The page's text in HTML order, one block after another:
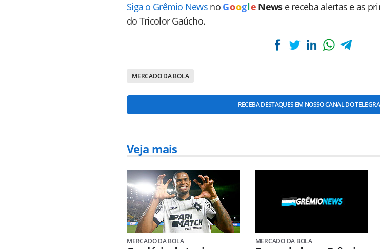
Siga o Grêmio News no Goog le News e receba alertas e as
do Tricolor Gaúcho.
MERCADO DA BOLA
RECEBA DESTAQUES EM NOSSO CANAL DO
Veja mais
MERCADO DA BOLA MERCADO DA BOLA